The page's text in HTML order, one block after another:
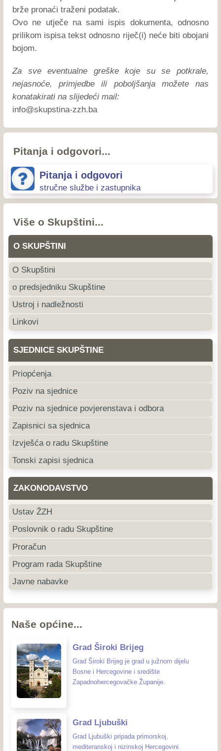
brže pronaći traženi podatak.
Ovo ne utječe na sami ispis dokumenta, odnosno
prilikom ispisa tekst odnosno riječ(i) neće biti obojani
bojom.
Za sve eventualne greške koje su se potkrale,
nejasnoće, primjedbe ili poboljšanja možete nas
konatakirati na slijedeći mail:
ab.hzz-anitspuks@ofni
Pitanja i odgovori...
Pitanja i odgovori
stručne službe i zastupnika
Više o Skupštini...
O SKUPŠTINI
O Skupštini
o predsjedniku Skupštine
Ustroj i nadležnosti
Linkovi
SJEDNICE SKUPŠTINE
Priopćenja
Poziv na sjednice
Poziv na sjednice povjerenstava i odbora
Zapisnici sa sjednica
Izvješća o radu Skupštine
Tonski zapisi sjednica
ZAKONODAVSTVO
Ustav ŽZH
Poslovnik o radu Skupštine
Proračun
Program rada Skupštine
Javne nabavke
Naše općine...
Grad Široki Brijeg
Grad Široki Brijeg je grad u južnom dijelu
Bosne i Hercegovine i središte
Zapadnohercegovačke Županije.
Grad Ljubuški
Grad Ljubuški pripada primorskoj,
mediteranskoj i nizinskoj Hercegovini.